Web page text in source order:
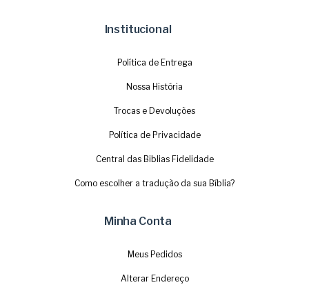
Institucional
Política de Entrega
Nossa História
Trocas e Devoluções
Política de Privacidade
Central das Biblias Fidelidade
Como escolher a tradução da sua Bíblia?
Minha Conta
Meus Pedidos
Alterar Endereço